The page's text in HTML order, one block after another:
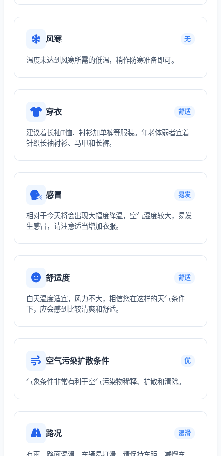
风寒 无
温度未达到风寒所需的低温，稍作防寒准备即可。
穿衣 舒适
建议着长袖T恤、衬衫加单裤等服装。年老体弱者宜着
针织长袖衬衫、马甲和长裤。
感冒 易发
相对于今天将会出现大幅度降温，空气湿度较大，易发
生感冒，请注意适当增加衣服。
舒适度 舒适
白天温度适宜，风力不大，相信您在这样的天气条件
下，应会感到比较清爽和舒适。
空气污染扩散条件 优
气象条件非常有利于空气污染物稀释、扩散和清除。
路况 湿滑
有雨，路面湿滑，车辆易打滑，请保持车距，减慢车